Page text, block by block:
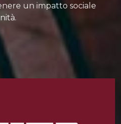
un impatto sociale